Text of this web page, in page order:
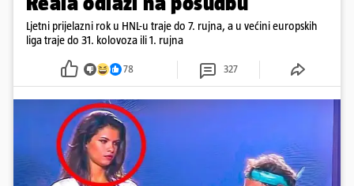
Ljetni prijelazni rok u HNL-u traje do 7. rujna, a u većini europskih
liga traje do 31. kolovoza ili 1. rujna
78 327